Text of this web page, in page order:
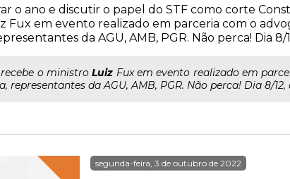
o ano e discutir o papel do STF como corte
Fux em evento realizado em parceria com o
da AGU, AMB, PGR. Não perca! Dia 8/
recebe o ministroLuiz Fux em evento realizado em
representantes da AGU, AMB, PGR. Não perca! Dia 8/12,
segunda-feira, 3 de outubro de 2022